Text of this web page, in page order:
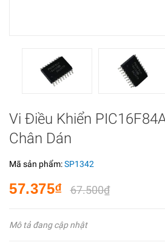
Vi Điều Khiển
Chân Dán
Mã sản phẩm:SP1342
57.375₫ 67.500₫
Mô tả đang cập nhật